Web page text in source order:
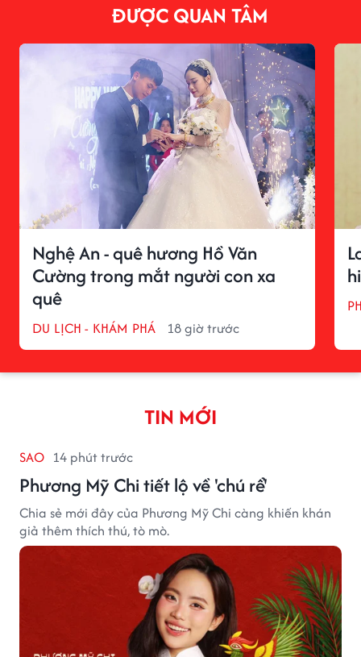
ĐƯỢC QUAN TÂM
Nghệ An - quê hương Hồ Văn
Cường trong mắt người con xa
quê
DU LỊCH - KHÁM PHÁ 18 giờ trước
TIN MỚI
SAO 14 phút trước
Phương Mỹ Chi tiết lộ về 'chú rể'
Chia sẻ mới đây của Phương Mỹ Chi càng khiến khán
giả thêm thích thú, tò mò.